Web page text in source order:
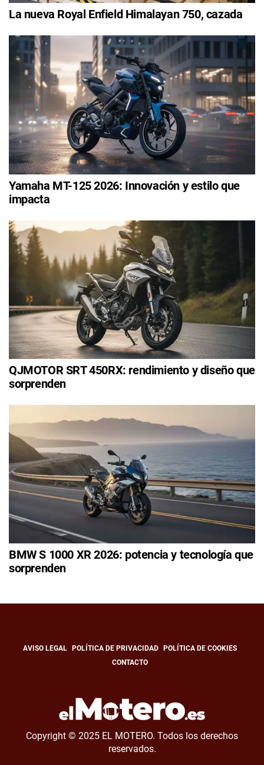
La nueva Royal Enfield Himalayan 750, cazada
Yamaha MT-125 2026: Innovación y estilo que
impacta
QJMOTOR SRT 450RX: rendimiento y diseño que
sorprenden
BMW S 1000 XR 2026: potencia y tecnología que
sorprenden
AVISO LEGAL POLÍTICA DE PRIVACIDAD
POLÍTICA DE COOKIES
CONTACTO
Copyright © 2025 EL MOTERO. Todos los derechos
reservados.